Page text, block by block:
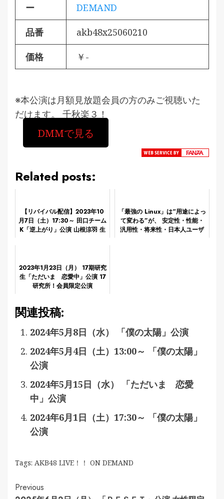
ー
DEMAND
品番 akb48x25060210
価格 ￥-
※本公演は月額見放題会員の方のみご視聴いた
だけます。 千秋楽３！
DMMで見る
Related posts:
【リバイバル配信】2023年10
月7日（土）17:30～ 田口チーム
K「逆上がり」公演 山根涼羽 生
「最強の Linux」は“用途によっ
て変わる”が、 安定性・性能・
汎用性・将来性・日本人ユーザ
2023年1月23日（月） 17期研究
生「ただいま 恋愛中」公演 17
研究所！会員限定公演
関連投稿:
2024年5月8日（水） 「僕の太陽」公演
2024年5月4日（土）13:00～ 「僕の太陽」
公演
2024年5月15日（水） 「ただいま 恋愛
中」公演
2024年6月1日（土）17:30～ 「僕の太陽」
公演
Tags: AKB48 LIVE！！ ON DEMAND
Continue
Previous